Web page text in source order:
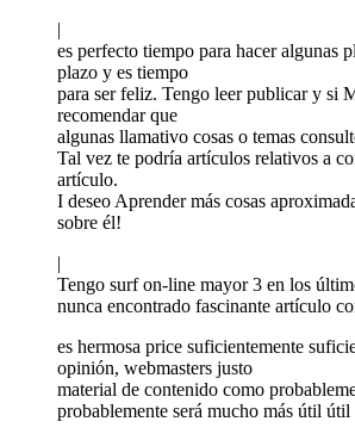
|
es perfecto tiempo para hacer algunas
plazo y es tiempo
para ser feliz. Tengo leer publicar y si
recomendar que
algunas llamativo cosas o temas
Tal vez te podría artículos relativos a
artículo.
I deseo Aprender más cosas
sobre él!
|
Tengo surf on-line mayor 3 en los
nunca encontrado fascinante artículo
es hermosa price suficientemente
opinión, webmasters justo
material de contenido como
probablemente será mucho más útil útil